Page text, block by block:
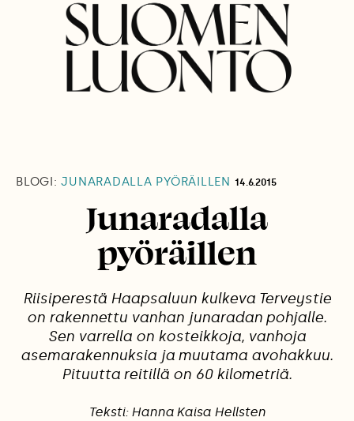
BLOGI: JUNARADALLA PYÖRÄILLEN 14.6.2015
Junaradalla
pyöräillen
Riisiperestä Haapsaluun kulkeva Terveystie
on rakennettu vanhan junaradan pohjalle.
Sen varrella on kosteikkoja, vanhoja
asemarakennuksia ja muutama avohakkuu.
Pituutta reitillä on 60 kilometriä.
Teksti: Hanna Kaisa Hellsten